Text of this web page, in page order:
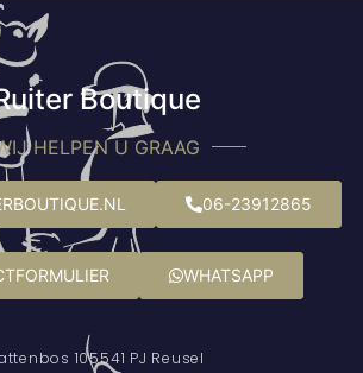
Boutique
HELPEN U GRAAG
06-23912865
WHATSAPP
105541 PJ Reusel